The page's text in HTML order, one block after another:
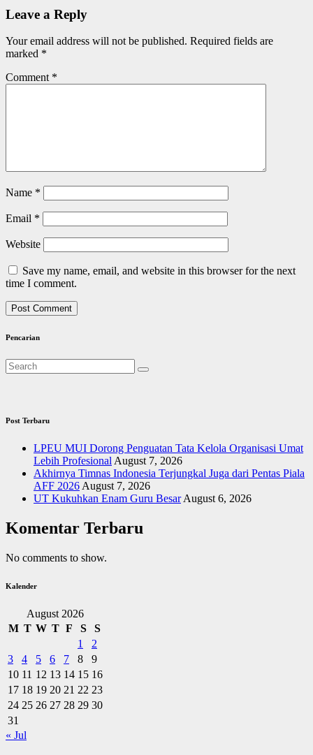
Leave a Reply
Your email address will not be published. Required fields are
marked *
Comment *
Name *
Email *
Website
Save my name, email, and website in this browser for the next
time I comment.
Pencarian
Post Terbaru
LPEU MUI Dorong Penguatan Tata Kelola Organisasi Umat
Lebih Profesional August 7, 2026
Akhirnya Timnas Indonesia Terjungkal Juga dari Pentas Piala
AFF 2026 August 7, 2026
UT Kukuhkan Enam Guru Besar August 6, 2026
Komentar Terbaru
No comments to show.
Kalender
August 2026
M T W T F S
S
1
2
3
4 5 6 7 8
9
10 11 12 13 14 15 16
17 18 19 20 21 22 23
24 25 26 27 28 29 30
31
« Jul